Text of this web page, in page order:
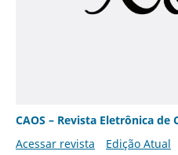
CAOS – Revista Eletrônica de
Acessar revista
Edição Atual